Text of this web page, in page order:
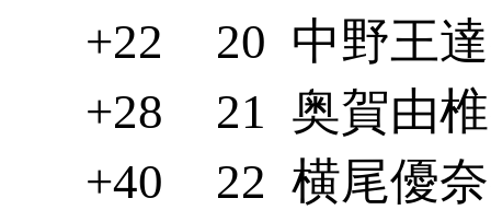
+22
20 中野王
+28
21 奥賀由
+40
22 横尾優